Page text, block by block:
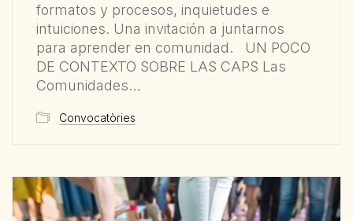
formatos y procesos, inquietudes e
intuiciones. Una invitación a juntarnos
para aprender en comunidad. UN POCO
DE CONTEXTO SOBRE LAS CAPS Las
Comunidades…
Convocatòries